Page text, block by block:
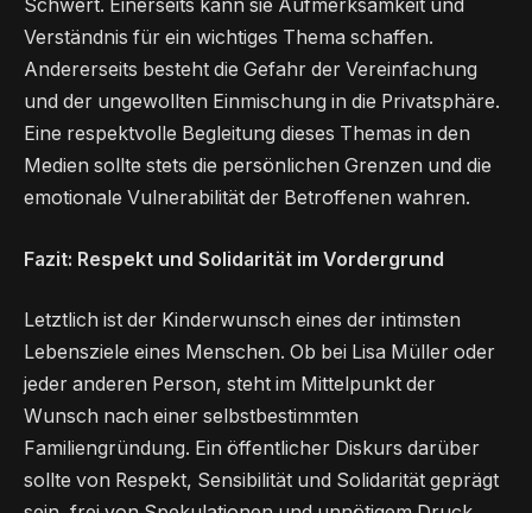
Schwert. Einerseits kann sie Aufmerksamkeit und
Verständnis für ein wichtiges Thema schaffen.
Andererseits besteht die Gefahr der Vereinfachung
und der ungewollten Einmischung in die Privatsphäre.
Eine respektvolle Begleitung dieses Themas in den
Medien sollte stets die persönlichen Grenzen und die
emotionale Vulnerabilität der Betroffenen wahren.
Fazit: Respekt und Solidarität im Vordergrund
Letztlich ist der Kinderwunsch eines der intimsten
Lebensziele eines Menschen. Ob bei Lisa Müller oder
jeder anderen Person, steht im Mittelpunkt der
Wunsch nach einer selbstbestimmten
Familiengründung. Ein öffentlicher Diskurs darüber
sollte von Respekt, Sensibilität und Solidarität geprägt